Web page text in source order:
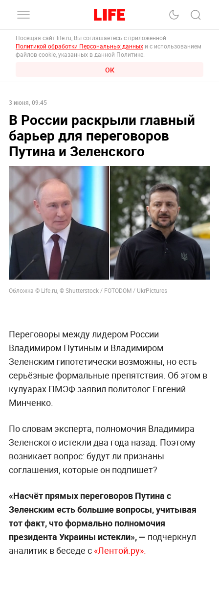
Посещая сайт life.ru, Вы соглашаетесь с приложенной
Политикой обработки Персональных данных и с использованием
файлов cookie, указанных в данной Политике.
ОК
3 июня, 09:45
В России раскрыли главный
барьер для переговоров
Путина и Зеленского
Обложка © Life.ru, © Shutterstock / FOTODOM / UkrPictures
Переговоры между лидером России
Владимиром Путиным и Владимиром
Зеленским гипотетически возможны, но есть
серьёзные формальные препятствия. Об этом в
кулуарах ПМЭФ заявил политолог Евгений
Минченко.
По словам эксперта, полномочия Владимира
Зеленского истекли два года назад. Поэтому
возникает вопрос: будут ли признаны
соглашения, которые он подпишет?
«Насчёт прямых переговоров Путина с
Зеленским есть большие вопросы, учитывая
тот факт, что формально полномочия
президента Украины истекли», — подчеркнул
аналитик в беседе с «Лентой.ру».